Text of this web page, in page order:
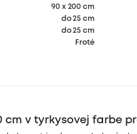
90 x 200 cm
do 25 cm
do 25 cm
Froté
cm v tyrkysovej farbe